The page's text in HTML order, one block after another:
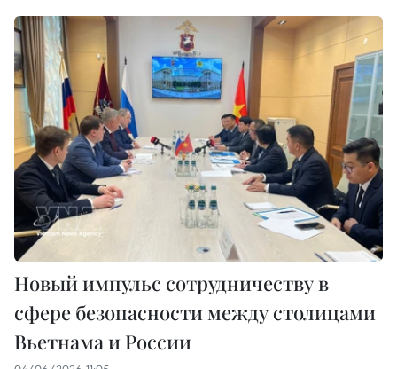
Новый импульс сотрудничеству в
сфере безопасности между столицами
Вьетнама и России